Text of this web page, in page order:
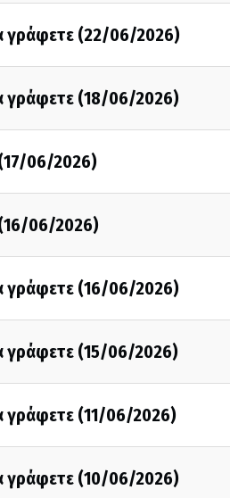
γράφετε (22/06/2026)
γράφετε (18/06/2026)
06/2026)
06/2026)
γράφετε (16/06/2026)
γράφετε (15/06/2026)
γράφετε (11/06/2026)
γράφετε (10/06/2026)